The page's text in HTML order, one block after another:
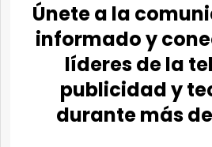
Únete a la
informado y
líderes de la
publicidad y
durante más